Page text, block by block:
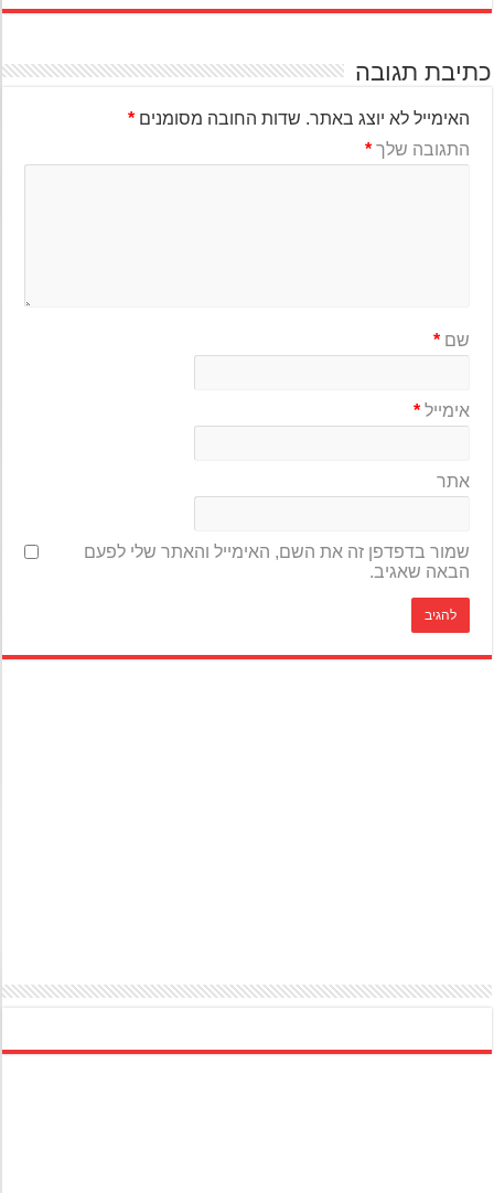
תגובה
האימייל לא יוצג באתר. שדות החובה מסומנים*
התגובה שלך*
שם*
אימייל*
אתר
שמור בדפדפן זה את השם, האימייל והאתר שלי לפעם
הבאה שאגיב.